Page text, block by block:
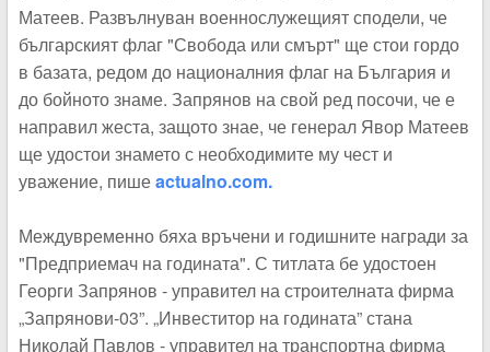
Матеев. Развълнуван военнослужещият сподели, че
българският флаг "Свобода или смърт" ще стои гордо
в базата, редом до националния флаг на България и
до бойното знаме. Запрянов на свой ред посочи, че е
направил жеста, защото знае, че генерал Явор Матеев
ще удостои знамето с необходимите му чест и
уважение, пишеactualno.com.
Междувременно бяха връчени и годишните награди за
"Предприемач на годината". С титлата бе удостоен
Георги Запрянов - управител на строителната фирма
„Запрянови-03”. „Инвеститор на годината” стана
Николай Павлов - управител на транспортна фирма